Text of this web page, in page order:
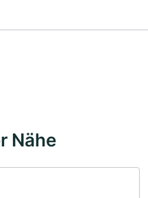
Nähe